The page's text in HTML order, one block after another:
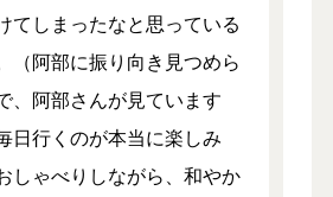
てしまったなと思っている
（阿部に振り向き見つめら
、阿部さんが見ています
日行くのが本当に楽しみ
しゃべりしながら、和やか